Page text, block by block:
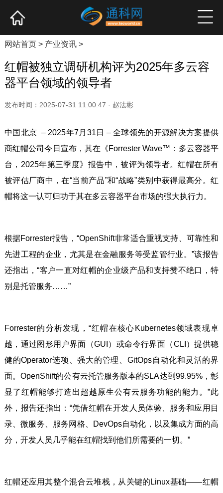
产业资讯 企业新品 高端访谈
网站首页> 产业资讯>
红帽被独立调研机构评为2025年多云容
器平台领域的领导者
发布时间：2025-07-31 11:00:47 · 赵法彬
中国北京 – 2025年7月31日 – 全球领先的开源解决方案提供
商红帽公司今日宣布，其在《Forrester Wave™：多云容器平
台，2025年第三季度》报告中，被评为领导者。红帽在所有
被评估厂商中，在“当前产品”和“战略”类别中获得最高分。红
帽将这一认可归功于其在多云容器平台市场的强大执行力。
根据Forrester报告，“OpenShift非常适合重视支持、可靠性和
先进工程的企业，尤其是在金融服务等受监管行业。”该报告
还指出，“客户一直对红帽的企业级产品和支持赞不绝口，特
别是托管服务……”
Forrester的分析发现，“红帽在核心Kubernetes领域表现卓
越，通过图形用户界面（GUI）或命令行界面（CLI）提供稳
健的Operator选项、强大的管理、GitOps自动化和灵活的界
面。OpenShift的公有云托管服务版本的SLA达到99.95%，彰
显了红帽能够打造出超越原生公有云服务功能的能力。”此
外，报告还指出：“凭借红帽在开发人员体验、服务和应用目
录、微服务、服务网格、DevOps自动化，以及集成方面的高
分，开发人员几乎能在红帽找到他们所需要的一切。”
红帽还应用其整个混合云堆栈，从关键的Linux基础——红帽